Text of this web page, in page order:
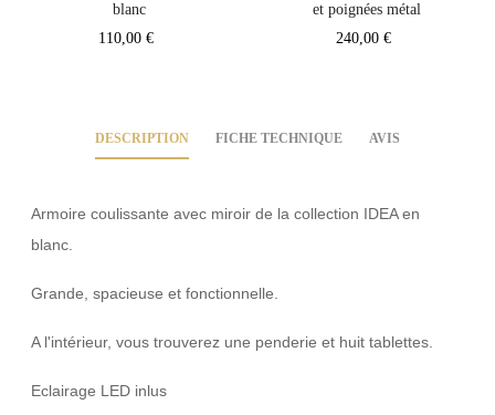
blanc
Prix
110,00 €
et poignées métal
Prix
240,00 €
DESCRIPTION FICHE TECHNIQUE AVIS
Armoire coulissante avec miroir de la collection IDEA en
blanc.
Grande, spacieuse et fonctionnelle.
A l'intérieur, vous trouverez une penderie et huit tablettes.
Eclairage LED inlus